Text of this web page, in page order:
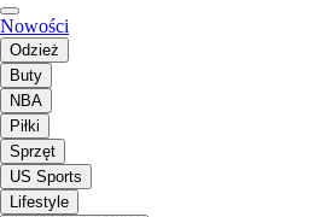
Nowości
Odzież
Buty
NBA
Piłki
Sprzęt
US Sports
Lifestyle